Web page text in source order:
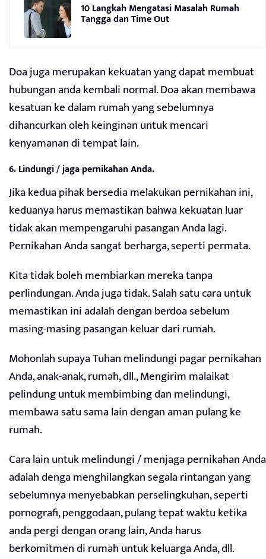
10 Langkah Mengatasi Masalah Rumah
Tangga dan Time Out
Doa juga merupakan kekuatan yang dapat membuat
hubungan anda kembali normal. Doa akan membawa
kesatuan ke dalam rumah yang sebelumnya
dihancurkan oleh keinginan untuk mencari
kenyamanan di tempat lain.
6. Lindungi / jaga pernikahan Anda.
Jika kedua pihak bersedia melakukan pernikahan ini,
keduanya harus memastikan bahwa kekuatan luar
tidak akan mempengaruhi pasangan Anda lagi.
Pernikahan Anda sangat berharga, seperti permata.
Kita tidak boleh membiarkan mereka tanpa
perlindungan. Anda juga tidak. Salah satu cara untuk
memastikan ini adalah dengan berdoa sebelum
masing-masing pasangan keluar dari rumah.
Mohonlah supaya Tuhan melindungi pagar pernikahan
Anda, anak-anak, rumah, dll., Mengirim malaikat
pelindung untuk membimbing dan melindungi,
membawa satu sama lain dengan aman pulang ke
rumah.
Cara lain untuk melindungi / menjaga pernikahan Anda
adalah denga menghilangkan segala rintangan yang
sebelumnya menyebabkan perselingkuhan, seperti
pornografi, penggodaan, pulang tepat waktu ketika
anda pergi dengan orang lain, Anda harus
berkomitmen di rumah untuk keluarga Anda, dll.